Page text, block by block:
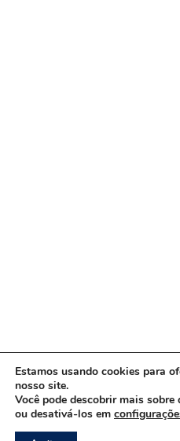
Copyright © 2026
Estamos usando cookies para
nosso site.
Você pode descobrir mais
ou desativá-los em